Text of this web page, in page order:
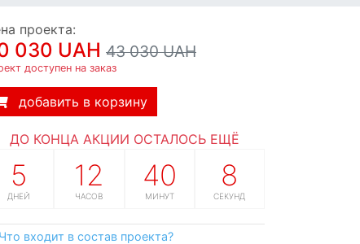
проекта:
030 UAH 43 030 UAH
доступен на заказ
добавить в корзину
ДО КОНЦА АКЦИИ ОСТАЛОСЬ ЕЩЁ
5
ДНЕЙ
12
ЧАСОВ
40
МИНУТ
7
СЕКУНД
Что входит в состав проекта?